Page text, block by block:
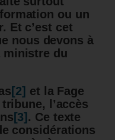
ou un
Et c’est cet
nous devons à
ministre du
[2] et la Fage
l’accès
[3] . Ce texte
considérations